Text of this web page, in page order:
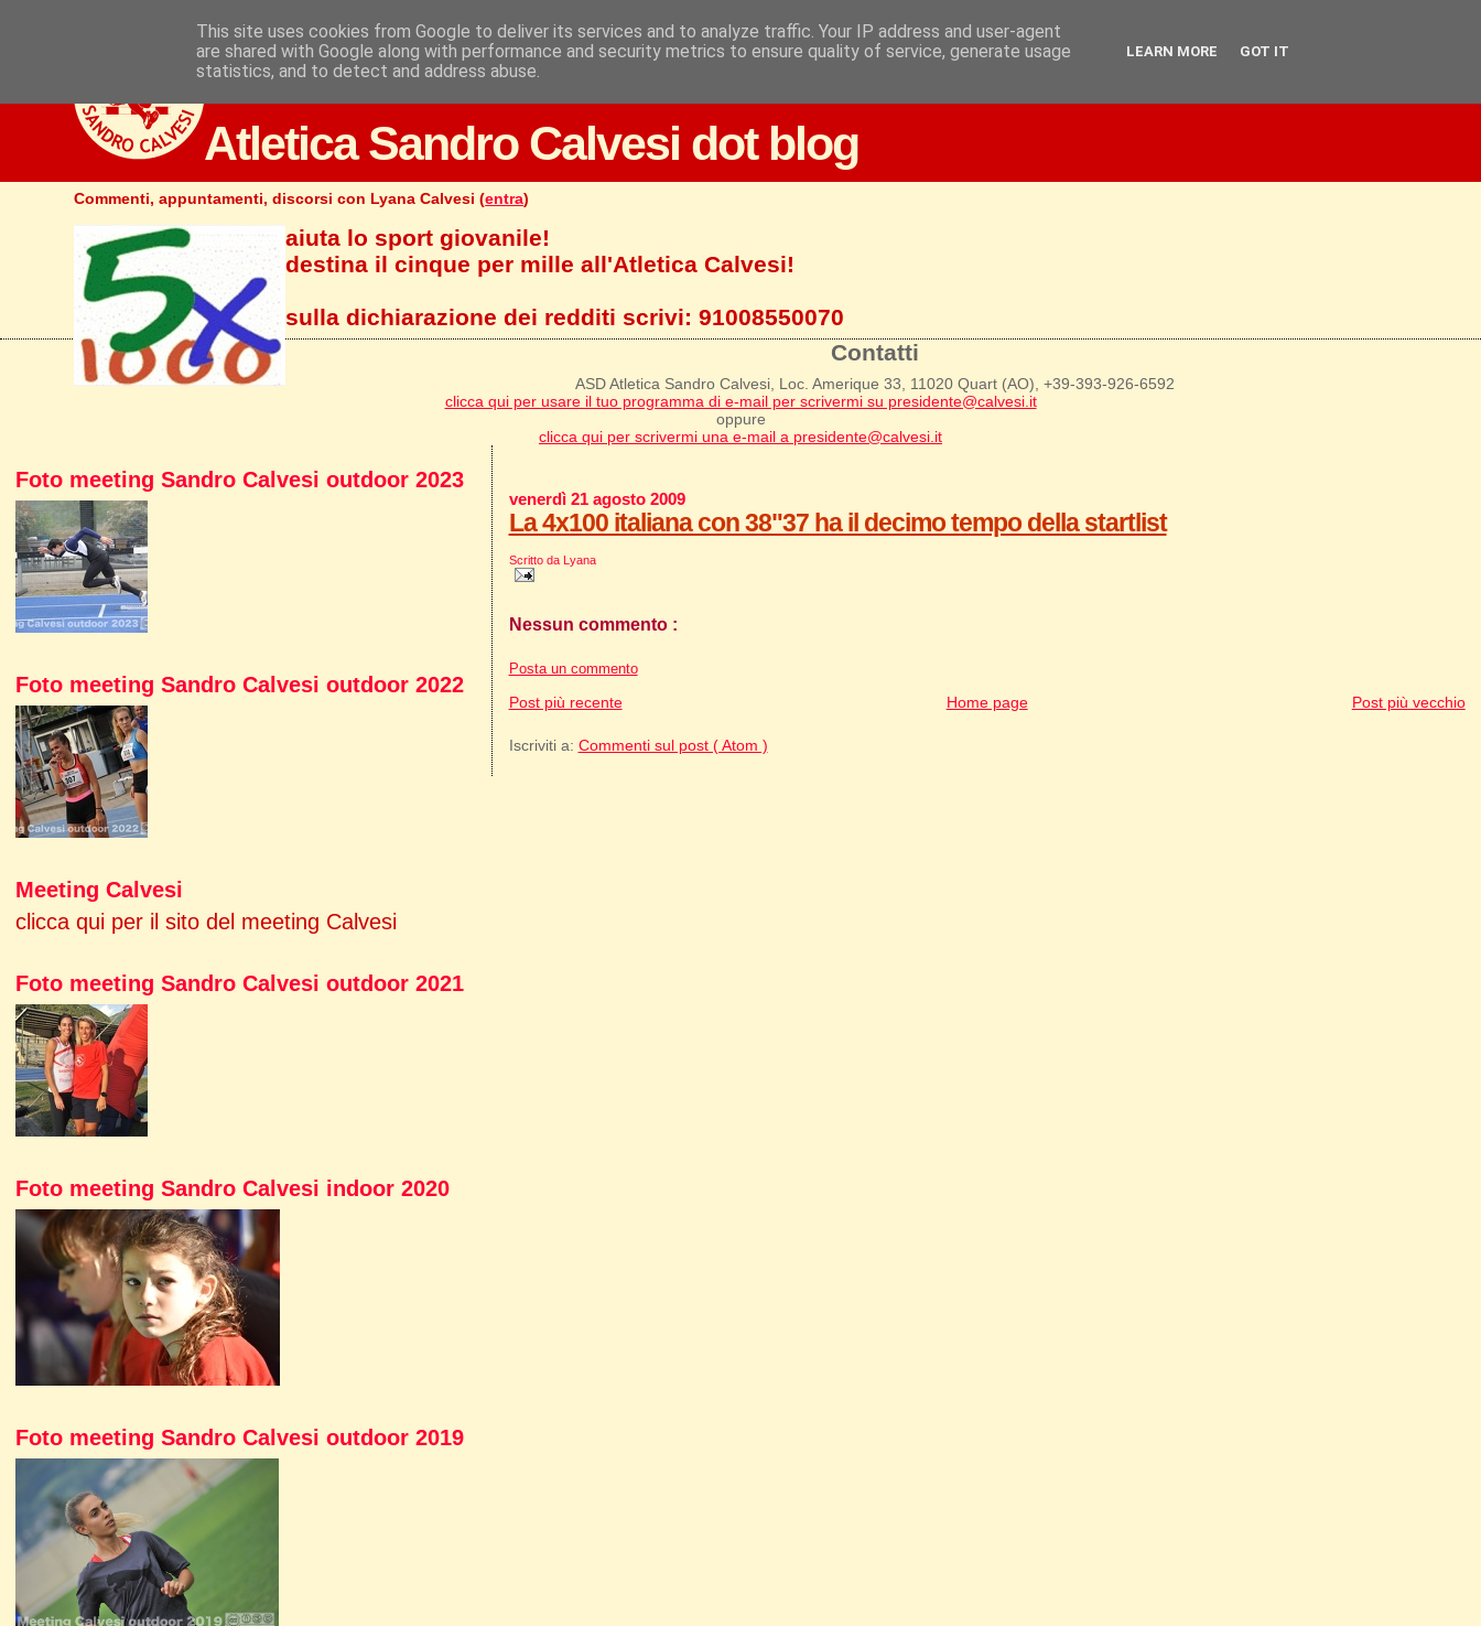
Atletica Sandro Calvesi dot blog
Commenti, appuntamenti, discorsi con Lyana Calvesi (entra)
aiuta lo sport giovanile!
destina il cinque per mille all'Atletica Calvesi!
sulla dichiarazione dei redditi scrivi:91008550070
Contatti
ASD Atletica Sandro Calvesi, Loc. Amerique 33, 11020 Quart (AO), +39-393-926-6592
clicca qui per usare il tuo programma di e-mail per scrivermi su presidente@calvesi.it
oppure
clicca qui per scrivermi una e-mail a presidente@calvesi.it
venerdì 21 agosto 2009
La 4x100 italiana con 38"37 ha il decimo tempo della startlist
Scritto da Lyana
Nessun commento :
Posta un commento
Post più recente Post più vecchio
Home page
Iscriviti a: Commenti sul post ( Atom )
Foto meeting Sandro Calvesi outdoor 2023
Foto meeting Sandro Calvesi outdoor 2022
Meeting Calvesi
clicca qui per il sito del meeting Calvesi
Foto meeting Sandro Calvesi outdoor 2021
Foto meeting Sandro Calvesi indoor 2020
Foto meeting Sandro Calvesi outdoor 2019
This site uses cookies from Google to deliver its services and to analyze traffic. Your IP address and user-agent
are shared with Google along with performance and security metrics to ensure quality of service, generate usage
statistics, and to detect and address abuse.
LEARN MORE GOT IT